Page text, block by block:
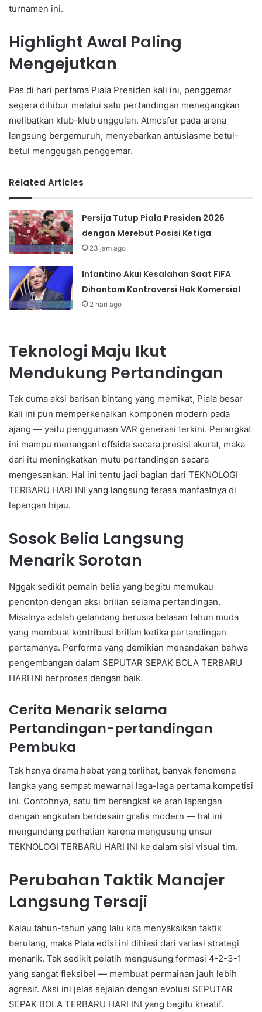
turnamen ini.
Highlight Awal Paling
Mengejutkan
Pas di hari pertama Piala Presiden kali ini, penggemar
segera dihibur melalui satu pertandingan menegangkan
melibatkan klub-klub unggulan. Atmosfer pada arena
langsung bergemuruh, menyebarkan antusiasme betul-
betul menggugah penggemar.
Related Articles
Persija Tutup Piala Presiden 2026
dengan Merebut Posisi Ketiga
23 jam ago
Infantino Akui Kesalahan Saat FIFA
Dihantam Kontroversi Hak Komersial
2 hari ago
Teknologi Maju Ikut
Mendukung Pertandingan
Tak cuma aksi barisan bintang yang memikat, Piala besar
kali ini pun memperkenalkan komponen modern pada
ajang — yaitu penggunaan VAR generasi terkini. Perangkat
ini mampu menangani offside secara presisi akurat, maka
dari itu meningkatkan mutu pertandingan secara
mengesankan. Hal ini tentu jadi bagian dari TEKNOLOGI
TERBARU HARI INI yang langsung terasa manfaatnya di
lapangan hijau.
Sosok Belia Langsung
Menarik Sorotan
Nggak sedikit pemain belia yang begitu memukau
penonton dengan aksi brilian selama pertandingan.
Misalnya adalah gelandang berusia belasan tahun muda
yang membuat kontribusi brilian ketika pertandingan
pertamanya. Performa yang demikian menandakan bahwa
pengembangan dalam SEPUTAR SEPAK BOLA TERBARU
HARI INI berproses dengan baik.
Cerita Menarik selama
Pertandingan-pertandingan
Pembuka
Tak hanya drama hebat yang terlihat, banyak fenomena
langka yang sempat mewarnai laga-laga pertama kompetisi
ini. Contohnya, satu tim berangkat ke arah lapangan
dengan angkutan berdesain grafis modern — hal ini
mengundang perhatian karena mengusung unsur
TEKNOLOGI TERBARU HARI INI ke dalam sisi visual tim.
Perubahan Taktik Manajer
Langsung Tersaji
Kalau tahun-tahun yang lalu kita menyaksikan taktik
berulang, maka Piala edisi ini dihiasi dari variasi strategi
menarik. Tak sedikit pelatih mengusung formasi 4-2-3-1
yang sangat fleksibel — membuat permainan jauh lebih
agresif. Aksi ini jelas sejalan dengan evolusi SEPUTAR
SEPAK BOLA TERBARU HARI INI yang begitu kreatif.